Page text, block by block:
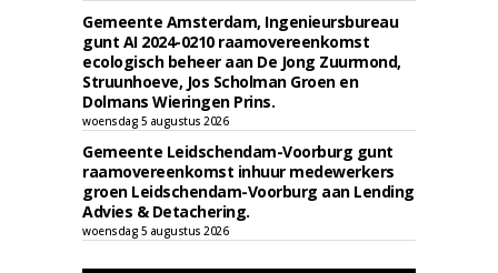
Gemeente Amsterdam, Ingenieursbureau
gunt AI 2024-0210 raamovereenkomst
ecologisch beheer aan De Jong Zuurmond,
Struunhoeve, Jos Scholman Groen en
Dolmans Wieringen Prins.
woensdag 5 augustus 2026
Gemeente Leidschendam-Voorburg gunt
raamovereenkomst inhuur medewerkers
groen Leidschendam-Voorburg aan Lending
Advies & Detachering.
woensdag 5 augustus 2026